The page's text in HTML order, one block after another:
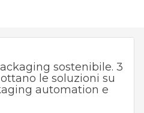
sostenibile. 3
le soluzioni su
automation e